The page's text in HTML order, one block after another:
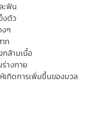
ะฟัน
งตัว
งๆ
ท
ล้ามเนื้อ
างกาย
เกิดการเพิ่มขึ้นของมวล